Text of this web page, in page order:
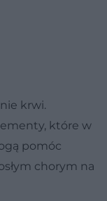
krwi.
które w
pomóc
chorym na